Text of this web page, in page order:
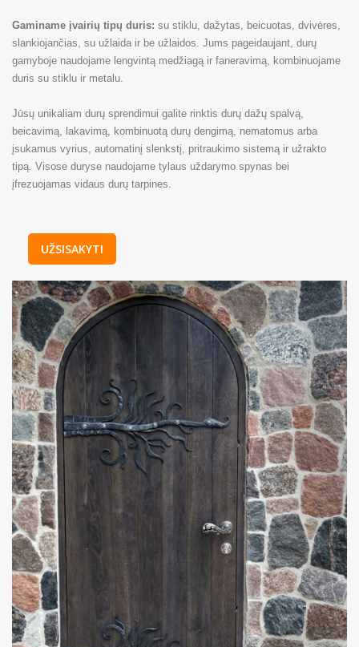
Gaminame įvairių tipų duris: su stiklu, dažytas, beicuotas, dvivėres,
slankiojančias, su užlaida ir be užlaidos. Jums pageidaujant, durų
gamyboje naudojame lengvintą medžiagą ir faneravimą, kombinuojame
duris su stiklu ir metalu.
Jūsų unikaliam durų sprendimui galite rinktis durų dažų spalvą,
beicavimą, lakavimą, kombinuotą durų dengimą, nematomus arba
įsukamus vyrius, automatinį slenkstį, pritraukimo sistemą ir užrakto
tipą. Visose duryse naudojame tylaus uždarymo spynas bei
įfrezuojamas vidaus durų tarpines.
UŽSISAKYTI